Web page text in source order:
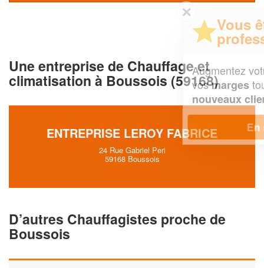
Une entreprise de Chauffage et
climatisation à Boussois (59168)
ENTREPRISE LEROY FABRICE
24 Rue Gabriel Peri
59168 Boussois
D’autres Chauffagistes proche de
Boussois
professionnel ?
Augmentez votrechiffre d'affaireset
vos margestout en gagnant de
En savoir plus